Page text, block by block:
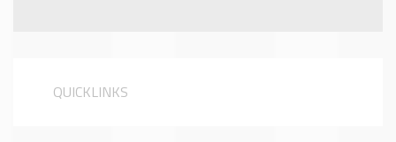
QUICKLINKS